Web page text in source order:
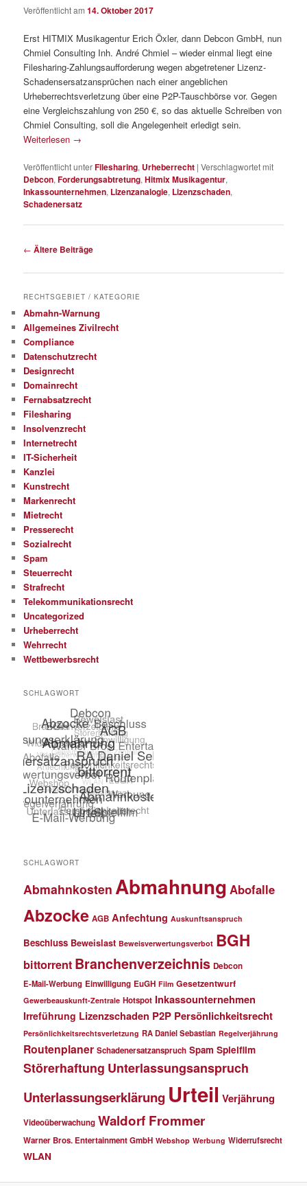
Veröffentlicht am14. Oktober 2017
Erst HITMIX Musikagentur Erich Öxler, dann Debcon GmbH, nun
Chmiel Consulting Inh. André Chmiel – wieder einmal liegt eine
Filesharing-Zahlungsaufforderung wegen abgetretener Lizenz-
Schadensersatzansprüchen nach einer angeblichen
Urheberrechtsverletzung über eine P2P-Tauschbörse vor. Gegen
eine Vergleichszahlung von 250 €, so das aktuelle Schreiben von
Chmiel Consulting, soll die Angelegenheit erledigt sein.
Weiterlesen →
Veröffentlicht unterFilesharing, Urheberrecht |Verschlagwortet mit
Debcon,Forderungsabtretung,Hitmix Musikagentur,
Inkassounternehmen, Lizenzanalogie, Lizenzschaden,
Schadenersatz
Beitragsnavigation
← Ältere Beiträge
RECHTSGEBIET / KATEGORIE
Abmahn-Warnung
Allgemeines Zivilrecht
Compliance
Datenschutzrecht
Designrecht
Domainrecht
Fernabsatzrecht
Filesharing
Insolvenzrecht
Internetrecht
IT-Sicherheit
Kanzlei
Kunstrecht
Markenrecht
Mietrecht
Presserecht
Sozialrecht
Spam
Steuerrecht
Strafrecht
Telekommunikationsrecht
Uncategorized
Urheberrecht
Wehrrecht
Wettbewerbsrecht
SCHLAGWORT
SCHLAGWORT
Abmahnkosten Abmahnung Abofalle
Abzocke AGB Anfechtung Auskunftsanspruch
Beschluss Beweislast Beweisverwertungsverbot BGH
bittorrent Branchenverzeichnis Debcon
E-Mail-Werbung Einwilligung EuGH Film Gesetzentwurf
Gewerbeauskunft-Zentrale Hotspot Inkassounternehmen
Irreführung Lizenzschaden P2P Persönlichkeitsrecht
Persönlichkeitsrechtsverletzung RA Daniel Sebastian Regelverjährung
Routenplaner Schadenersatzanspruch Spam Spielfilm
Störerhaftung Unterlassungsanspruch
Unterlassungserklärung Urteil Verjährung
Videoüberwachung Waldorf Frommer
Warner Bros. Entertainment GmbH Webshop Werbung Widerrufsrecht
WLAN